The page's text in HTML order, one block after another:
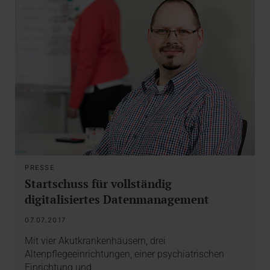
PRESSE
Startschuss für vollständig
digitalisiertes Datenmanagement
07.07.2017
Mit vier Akutkrankenhäusern, drei
Altenpflegeeinrichtungen, einer psychiatrischen
Einrichtung und…